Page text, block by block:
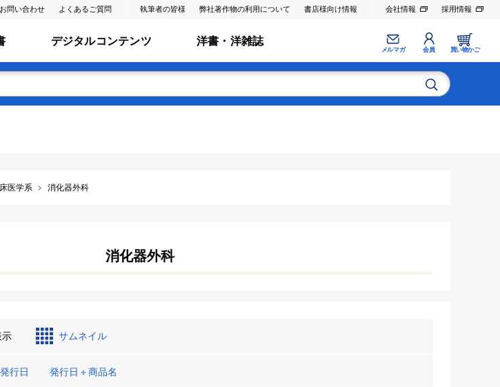
お問い合わせ よくあるご質問 執筆者の皆様 弊社著作物の利用について 書店様向け情報 会社情報 採用情報
デジタルコンテンツ 洋書・洋雑誌
メルマガ 会員 買い物かご
医学系 消化器外科
消化器外科
示 サムネイル
発行日 発行日＋商品名